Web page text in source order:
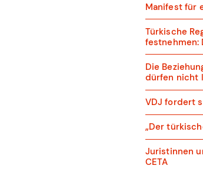
Manifest für
Türkische
festnehmen:
Die
dürfen nicht
VDJ fordert
„Der
Juristinnen
CETA